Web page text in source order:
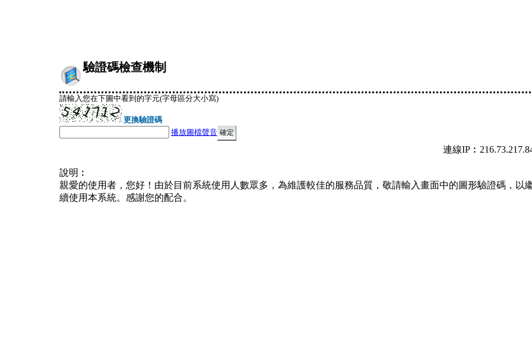
驗證碼檢查機制
請輸入您在下圖中看到的字元(字母區分大小寫)
更換驗證碼
播放圖檔聲音
連線
說明︰
親愛的使用者，您好！由於目前系統使用人數眾多，為維護較佳的服務品質，敬請輸入畫面中的圖形驗證碼，以
續使用本系統。感謝您的配合。